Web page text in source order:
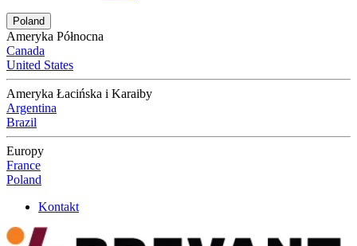
Poland
Ameryka Północna
Canada
United States
Ameryka Łacińska i Karaiby
Argentina
Brazil
Europy
France
Poland
Kontakt